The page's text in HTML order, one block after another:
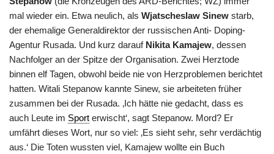
mal wieder ein. Etwa neulich, als Wjatscheslaw Sinew starb,
der ehemalige Generaldirektor der russischen Anti- Doping-
Agentur Rusada. Und kurz darauf Nikita Kamajew, dessen
Nachfolger an der Spitze der Organisation. Zwei Herztode
binnen elf Tagen, obwohl beide nie von Herzproblemen berichtet
hatten. Witali Stepanow kannte Sinew, sie arbeiteten früher
zusammen bei der Rusada. ‚Ich hätte nie gedacht, dass es
auch Leute im Sport erwischt‘, sagt Stepanow. Mord? Er
umfährt dieses Wort, nur so viel: ‚Es sieht sehr, sehr verdächtig
aus.‘ Die Toten wussten viel, Kamajew wollte ein Buch